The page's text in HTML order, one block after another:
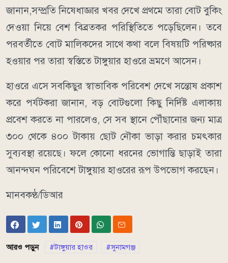
জানান,সম্প্রতি নিষেধাজ্ঞার খবর দেখে প্রথমে তারা বোট বুকিং
দেওয়া নিয়ে বেশ বিব্রতকর পরিস্থিতিতে পড়েছিলেন। তবে
পরবর্তীতে বোট মালিকদের সাথে কথা বলে বিষয়টি পরিষ্কার
হওয়ার পর তারা স্বস্তিতে টাঙ্গুয়ার হাওরে ভ্রমণে আসেন।
​হাওরে এসে সবকিছুর স্বাভাবিক পরিবেশ দেখে সন্তোষ প্রকাশ
করে পর্যটকরা জানান, বড় বোটগুলো কিছু নির্দিষ্ট এলাকায়
প্রবেশ করতে না পারলেও, সে সব স্থানে পৌঁছানোর জন্য মাত্র
৩০০ থেকে ৪০০ টাকায় ছোট নৌকা ভাড়া করার চমৎকার
সুব্যবস্থা রয়েছে। ফলে কোনো ধরনের ভোগান্তি ছাড়াই তারা
আনন্দঘন পরিবেশে টাঙ্গুয়ার হাওরের রূপ উপভোগ করছেন।
মানবকণ্ঠ/ডিআর
আরও পড়ুন টাঙ্গুয়ার হাওর সুনামগঞ্জ